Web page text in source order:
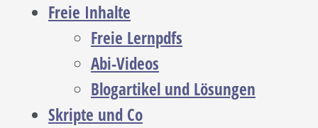
Freie Inhalte
Freie Lernpdfs
Abi-Videos
Blogartikel und Lösungen
Skripte und Co